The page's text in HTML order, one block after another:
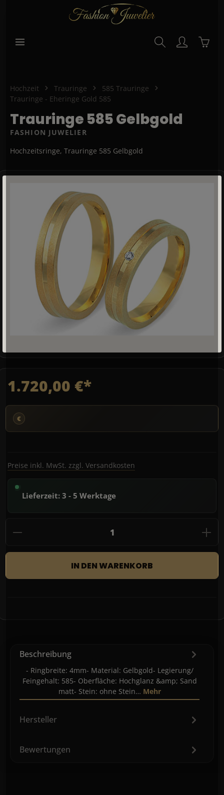
Hochzeit Trauringe
585 Trauringe
Trauringe - Eheringe Gold 585
Trauringe 585 Gelbgold
FASHION JUWELIER
Hochzeitsringe, Trauringe 585 Gelbgold
Bildergalerie überspringen
1.720,00 €*
Preise inkl. MwSt. zzgl. Versandkosten
Lieferzeit: 3 - 5 Werktage
Produkt Anzahl: Gib den gewünschten
IN DEN WARENKORB
Beschreibung
- Ringbreite: 4mm- Material: Gelbgold- Legierung/
Feingehalt: 585- Oberfläche: Hochglanz &amp; Sand
matt- Stein: ohne Stein… Mehr
Hersteller
Bewertungen